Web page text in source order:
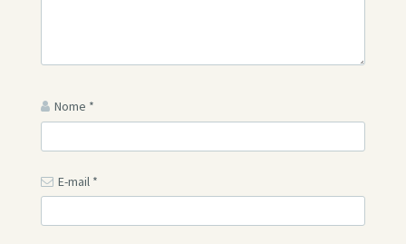
Nome *
E-mail *